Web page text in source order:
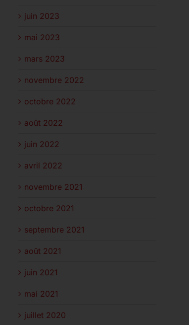
juin 2023
mai 2023
mars 2023
novembre 2022
octobre 2022
août 2022
juin 2022
avril 2022
novembre 2021
octobre 2021
septembre 2021
août 2021
juin 2021
mai 2021
juillet 2020